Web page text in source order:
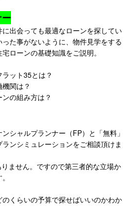
出会っても最適なローンを探してい
た事がないように、物件見学をする
ローンの基礎知識をご説明。
ット35とは？
関は？
の組み方は？
シャルプランナー（FP）と「無料」
ンシミュレーションをご相談頂けま
ません。ですので第三者的な立場か
くらいの予算で探せばいいのかわか